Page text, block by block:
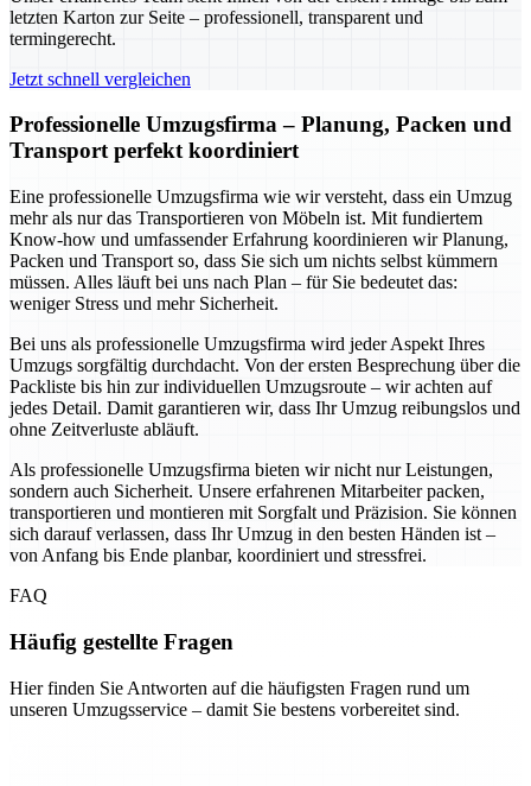
letzten Karton zur Seite – professionell, transparent und
termingerecht.
Jetzt schnell vergleichen
Professionelle Umzugsfirma – Planung, Packen und
Transport perfekt koordiniert
Eine professionelle Umzugsfirma wie wir versteht, dass ein Umzug
mehr als nur das Transportieren von Möbeln ist. Mit fundiertem
Know-how und umfassender Erfahrung koordinieren wir Planung,
Packen und Transport so, dass Sie sich um nichts selbst kümmern
müssen. Alles läuft bei uns nach Plan – für Sie bedeutet das:
weniger Stress und mehr Sicherheit.
Bei uns als professionelle Umzugsfirma wird jeder Aspekt Ihres
Umzugs sorgfältig durchdacht. Von der ersten Besprechung über die
Packliste bis hin zur individuellen Umzugsroute – wir achten auf
jedes Detail. Damit garantieren wir, dass Ihr Umzug reibungslos und
ohne Zeitverluste abläuft.
Als professionelle Umzugsfirma bieten wir nicht nur Leistungen,
sondern auch Sicherheit. Unsere erfahrenen Mitarbeiter packen,
transportieren und montieren mit Sorgfalt und Präzision. Sie können
sich darauf verlassen, dass Ihr Umzug in den besten Händen ist –
von Anfang bis Ende planbar, koordiniert und stressfrei.
FAQ
Häufig gestellte Fragen
Hier finden Sie Antworten auf die häufigsten Fragen rund um
unseren Umzugsservice – damit Sie bestens vorbereitet sind.